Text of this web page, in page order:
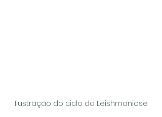
Ilustração do ciclo da Leishmaniose